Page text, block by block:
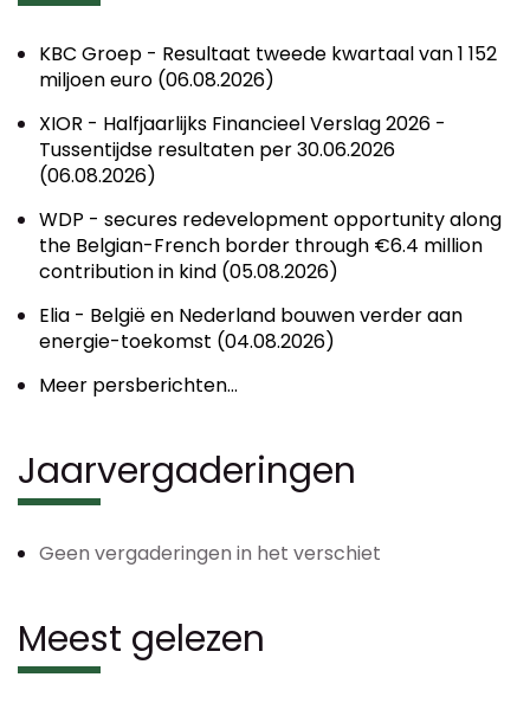
KBC Groep - Resultaat tweede kwartaal van 1 152
miljoen euro (06.08.2026)
XIOR - Halfjaarlijks Financieel Verslag 2026 -
Tussentijdse resultaten per 30.06.2026
(06.08.2026)
WDP - secures redevelopment opportunity along
the Belgian-French border through €6.4 million
contribution in kind (05.08.2026)
Elia - België en Nederland bouwen verder aan
energie-toekomst (04.08.2026)
Meer persberichten...
Jaarvergaderingen
Geen vergaderingen in het verschiet
Meest gelezen